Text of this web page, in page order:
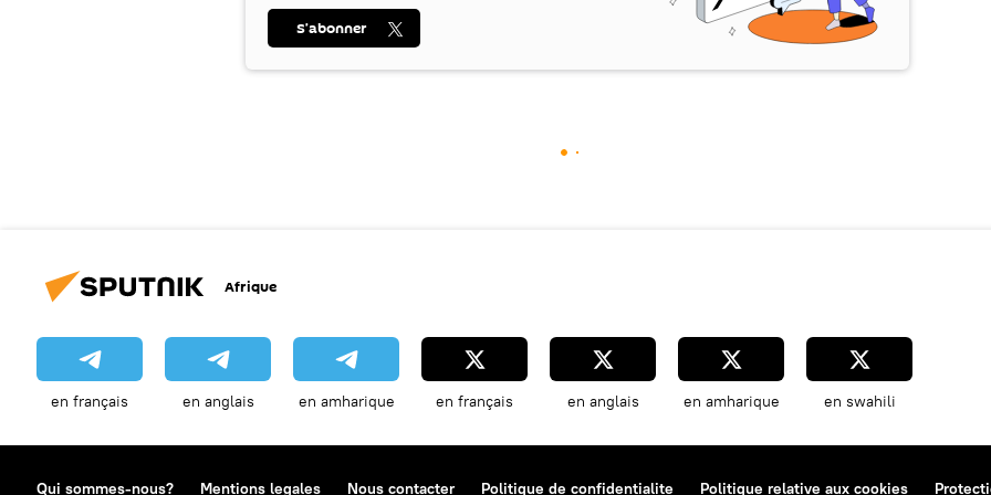
S’abonner
Afrique
en français en anglais en amharique en français en anglais en amharique en swahili
Qui sommes-nous? Mentions legales Nous contacter Politique de confidentialite Politique relative aux cookies